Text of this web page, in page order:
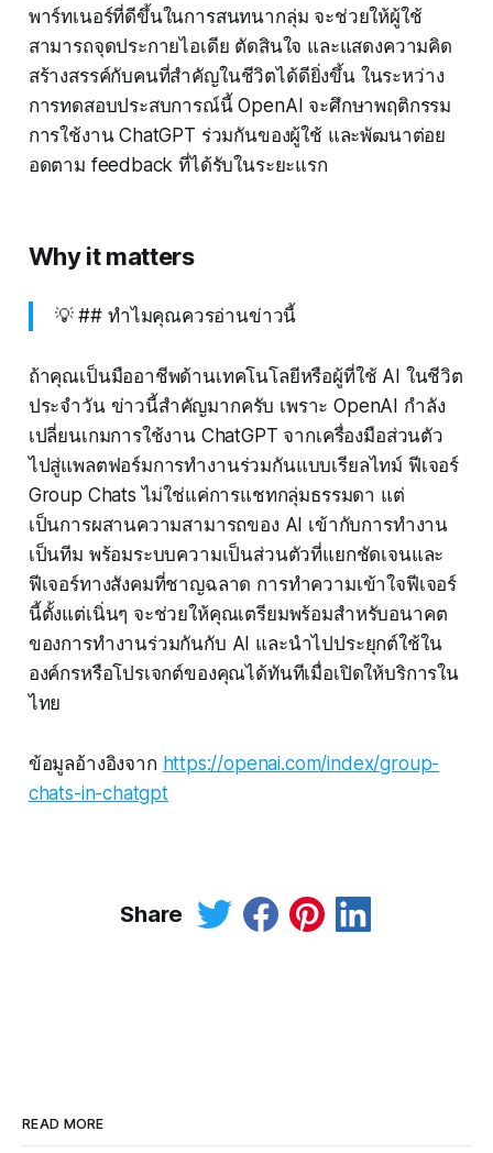
พาร์ทเนอร์ที่ดีขึ้นในการสนทนากลุ่ม จะช่วยให้ผู้ใช้
สามารถจุดประกายไอเดีย ตัดสินใจ และแสดงความคิด
สร้างสรรค์กับคนที่สำคัญในชีวิตได้ดียิ่งขึ้น ในระหว่าง
การทดสอบประสบการณ์นี้ OpenAI จะศึกษาพฤติกรรม
การใช้งาน ChatGPT ร่วมกันของผู้ใช้ และพัฒนาต่อย
อดตาม feedback ที่ได้รับในระยะแรก
Why it matters
💡 ## ทำไมคุณควรอ่านข่าวนี้
ถ้าคุณเป็นมืออาชีพด้านเทคโนโลยีหรือผู้ที่ใช้ AI ในชีวิต
ประจำวัน ข่าวนี้สำคัญมากครับ เพราะ OpenAI กำลัง
เปลี่ยนเกมการใช้งาน ChatGPT จากเครื่องมือส่วนตัว
ไปสู่แพลตฟอร์มการทำงานร่วมกันแบบเรียลไทม์ ฟีเจอร์
Group Chats ไม่ใช่แค่การแชทกลุ่มธรรมดา แต่
เป็นการผสานความสามารถของ AI เข้ากับการทำงาน
เป็นทีม พร้อมระบบความเป็นส่วนตัวที่แยกชัดเจนและ
ฟีเจอร์ทางสังคมที่ชาญฉลาด การทำความเข้าใจฟีเจอร์
นี้ตั้งแต่เนิ่นๆ จะช่วยให้คุณเตรียมพร้อมสำหรับอนาคต
ของการทำงานร่วมกันกับ AI และนำไปประยุกต์ใช้ใน
องค์กรหรือโปรเจกต์ของคุณได้ทันทีเมื่อเปิดให้บริการใน
ไทย
ข้อมูลอ้างอิงจาก https://openai.com/index/group-
chats-in-chatgpt
Share
READ MORE